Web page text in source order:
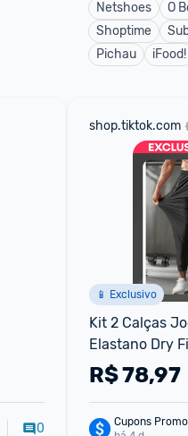
Netshoes
O
Shoptime
Pichau
iFood!
0
shop.tiktok.com
📱 Exclusivo
Kit 2 Calças
Elastano Dry
R$78,97
Cupons